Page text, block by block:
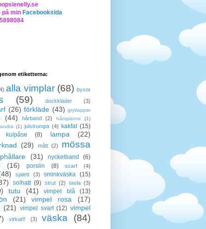
på min Facebooksida
etiketterna:
alla vimplar (68) byxor
(59) dockkläder (3)
(26) förkläde (43) grytlappar
(44) hårband (2) hårspänne
(1)
(1) julstrumpa (4) kakfat (15)
kulpåse (8) lampa
(22)
(29) mått (2)
mössa
(31) nyckelband (6)
(16) porslin (8) scarf (4)
sjalett (3) sminkväska (15)
solhatt (9) strut (2) tavla (3)
tutu (41) vimpel blå (13)
(21) vimpel rosa
(17)
(21) vimpel svart (12) vimpel
virkat!! (3) väska (84)